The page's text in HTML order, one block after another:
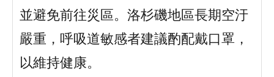
並避免前往災區。洛杉磯地區長期空汙
嚴重，呼吸道敏感者建議酌配戴口罩，
以維持健康。